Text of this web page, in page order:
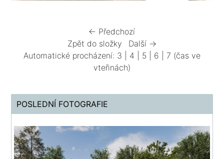
← Předchozí
Zpět do složky
Další →
Automatické procházení: 3 4 5 6 7 (čas ve
vteřinách)
POSLEDNÍ FOTOGRAFIE